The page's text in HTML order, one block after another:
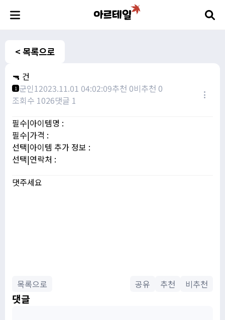
< 목록으로
🔫 건
1 군인12023.11.01 04:02:09추천 0비추천 0
조회수 1026댓글 1
필수|아이템명 :
필수|가격 :
선택|아이템 추가 정보 :
선택|연락처 :
댓주세요
목록으로 공유 추천 비추천
댓글